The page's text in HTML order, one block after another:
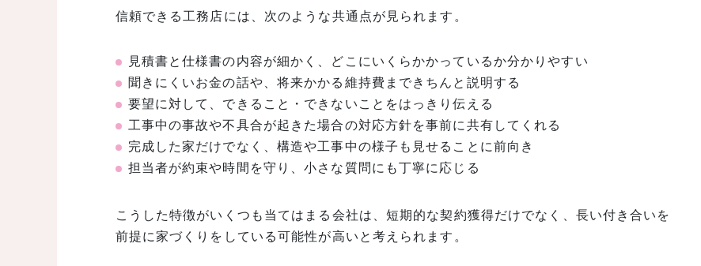
信頼できる工務店には、次のような共通点が見られます。
見積書と仕様書の内容が細かく、どこにいくらかかっているか分かりやすい
聞きにくいお金の話や、将来かかる維持費まできちんと説明する
要望に対して、できること・できないことをはっきり伝える
工事中の事故や不具合が起きた場合の対応方針を事前に共有してくれる
完成した家だけでなく、構造や工事中の様子も見せることに前向き
担当者が約束や時間を守り、小さな質問にも丁寧に応じる
こうした特徴がいくつも当てはまる会社は、短期的な契約獲得だけでなく、長い付き合いを
前提に家づくりをしている可能性が高いと考えられます。